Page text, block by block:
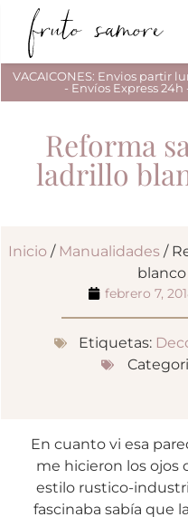
VACAICONES: Envios partir
- Envíos Express
Reforma
ladrillo
Inicio / Manualidades /
febrero 7,
Etiquetas:
En cuanto vi esa
me hicieron los ojos
estilo rustico-
fascinaba sabía que